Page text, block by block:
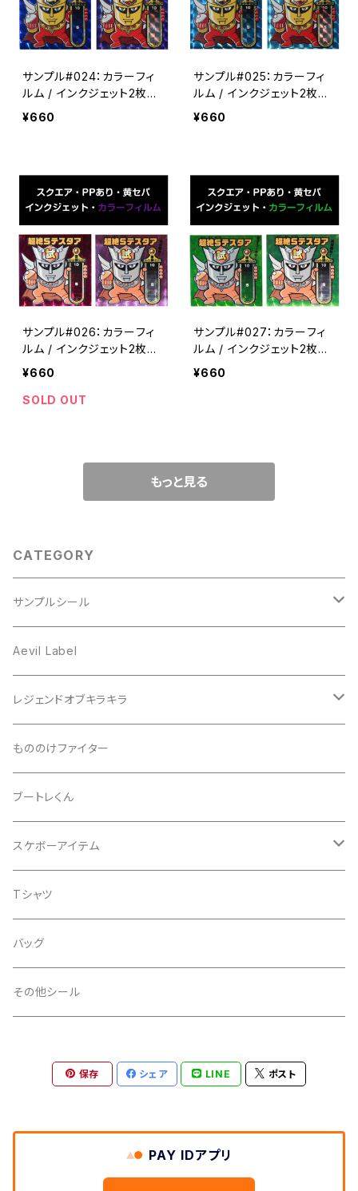
サンプル#024：カラーフィ
ルム / インクジェット2枚セ
ット
¥660
サンプル#025：カラーフィ
ルム / インクジェット2枚セ
ット
¥660
サンプル#026：カラーフィ
ルム / インクジェット2枚セ
ット
¥660
SOLD OUT
サンプル#027：カラーフィ
ルム / インクジェット2枚セ
ット
¥660
もっと見る
CATEGORY
サンプルシール
プリズム
スクエア
ノイズ
スペース
扇
レンチキュラー
箔ホロ
タマムシ
ノーマル
透明
グリッター
蓄光
金
銀
タマムシ
PP加工
あり
印刷
Aevil Label
レジェンドオブキラキラ
シール
缶バッチ
Tシャツ
バッグ
iphoneケース
もののけファイター
ブートレくん
スケボーアイテム
デッキテープ
シール
Tシャツ
バッグ
その他シール
保存 シェア LINE ポスト
PAY IDアプリ